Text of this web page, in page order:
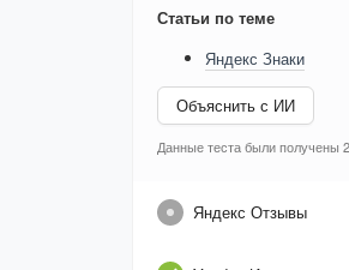
Статьи по теме
Яндекс Знаки
Объяснить с ИИ
Данные теста были получены
Яндекс Отзывы